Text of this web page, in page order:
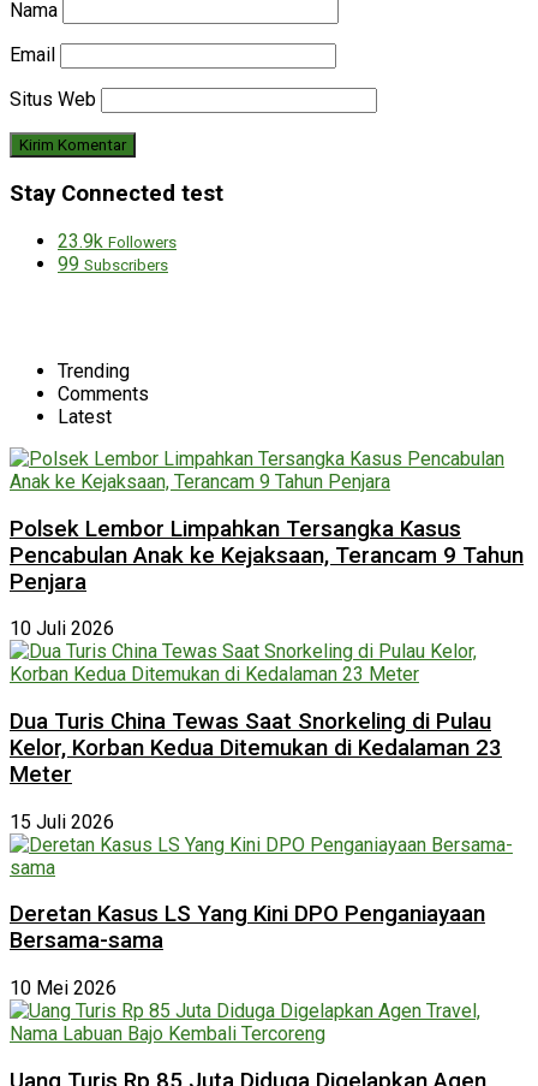
Nama
Email
Situs Web
Stay Connected test
23.9k Followers
99 Subscribers
Trending
Comments
Latest
Polsek Lembor Limpahkan Tersangka Kasus
Pencabulan Anak ke Kejaksaan, Terancam 9 Tahun
Penjara
10 Juli 2026
Dua Turis China Tewas Saat Snorkeling di Pulau
Kelor, Korban Kedua Ditemukan di Kedalaman 23
Meter
15 Juli 2026
Deretan Kasus LS Yang Kini DPO Penganiayaan
Bersama-sama
10 Mei 2026